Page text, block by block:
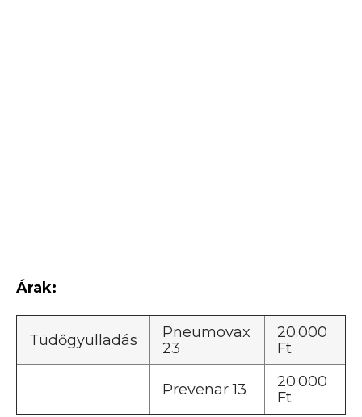
Árak:
Tüdőgyulladás
Pneumovax
23
20.000
Ft
Prevenar 13
20.000
Ft